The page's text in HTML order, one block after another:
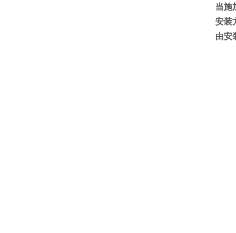
当施
安装
由安